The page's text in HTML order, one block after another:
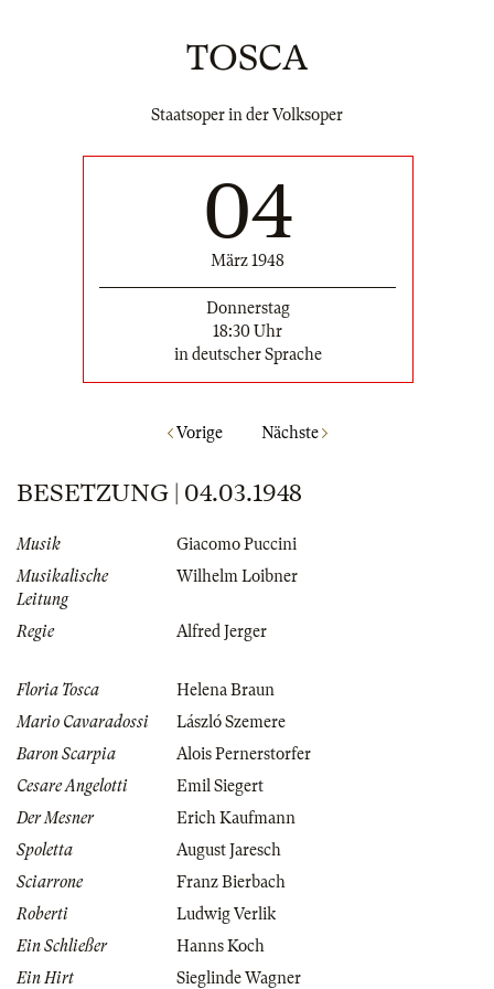
TOSCA
Staatsoper in der Volksoper
04
März 1948
Donnerstag
18:30 Uhr
in deutscher Sprache
Vorige Nächste
BESETZUNG | 04.03.1948
Musik
Giacomo Puccini
Musikalische
Leitung
Wilhelm Loibner
Regie Alfred Jerger
Floria Tosca
Helena Braun
Mario Cavaradossi
László Szemere
Baron Scarpia
Alois Pernerstorfer
Cesare Angelotti
Emil Siegert
Der Mesner
Erich Kaufmann
Spoletta
August Jaresch
Sciarrone
Franz Bierbach
Roberti
Ludwig Verlik
Ein Schließer
Hanns Koch
Ein Hirt
Sieglinde Wagner